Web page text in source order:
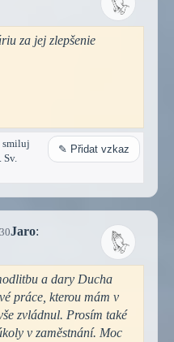
za jej zlepšenie
smiluj
✎ Přidat vzkaz
Jaro:
a dary Ducha
práce, kterou mám v
zvládnul. Prosím také
v zaměstnání. Moc